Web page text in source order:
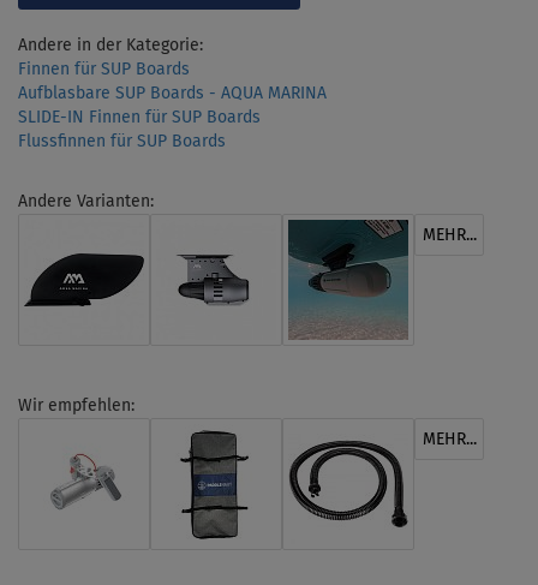
Andere in der Kategorie:
Finnen für SUP Boards
Aufblasbare SUP Boards - AQUA MARINA
SLIDE-IN Finnen für SUP Boards
Flussfinnen für SUP Boards
Andere Varianten:
MEHR...
Wir empfehlen:
MEHR...